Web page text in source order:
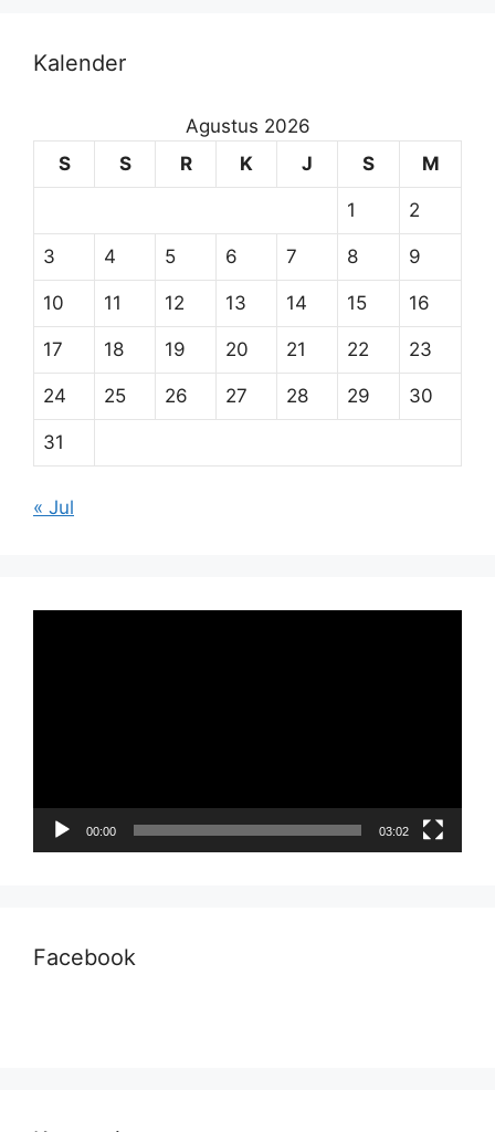
Kalender
Agustus 2026
S
S R K J S M
1 2
3 4 5 6 7 8 9
10 11 12 13 14 15 16
17 18 19 20 21 22 23
24 25 26 27 28 29 30
31
« Jul
00:00 03:02
Facebook